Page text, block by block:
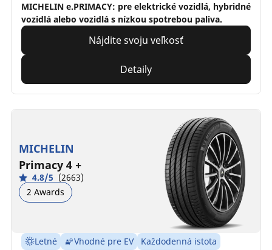
MICHELIN e.PRIMACY: pre elektrické vozidlá, hybridné
vozidlá alebo vozidlá s nízkou spotrebou paliva.
Nájdite svoju veľkosť
Detaily
MICHELIN
Primacy 4 +
4.8/5 (2663)
2 Awards
Letné Vhodné pre EV
Každodenná istota